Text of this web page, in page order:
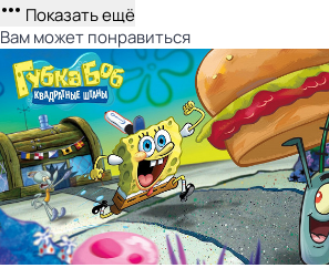
Показать ещё
Вам может понравиться